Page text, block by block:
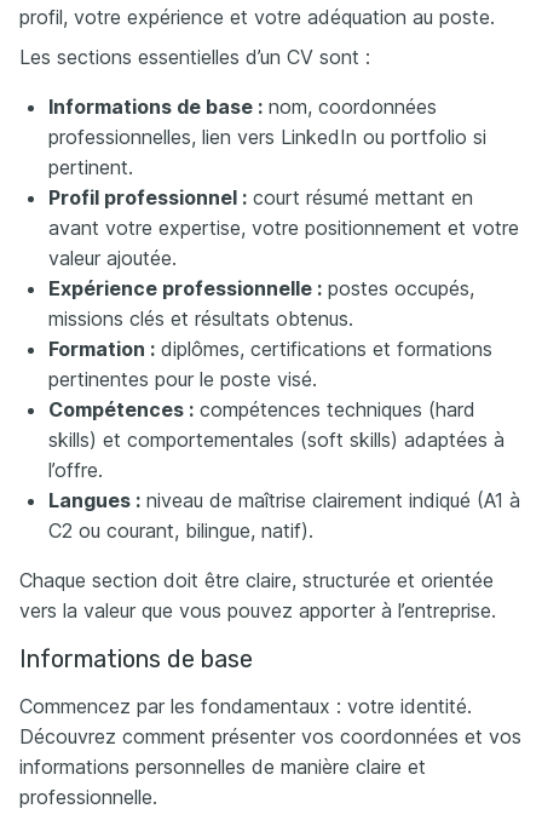
profil, votre expérience et votre adéquation au poste.
Les sections essentielles d’un CV sont :
Informations de base : nom, coordonnées
professionnelles, lien vers LinkedIn ou portfolio si
pertinent.
Profil professionnel : court résumé mettant en
avant votre expertise, votre positionnement et votre
valeur ajoutée.
Expérience professionnelle : postes occupés,
missions clés et résultats obtenus.
Formation : diplômes, certifications et formations
pertinentes pour le poste visé.
Compétences : compétences techniques (hard
skills) et comportementales (soft skills) adaptées à
l’offre.
Langues : niveau de maîtrise clairement indiqué (A1 à
C2 ou courant, bilingue, natif).
Chaque section doit être claire, structurée et orientée
vers la valeur que vous pouvez apporter à l’entreprise.
Informations de base
Commencez par les fondamentaux : votre identité.
Découvrez comment présenter vos coordonnées et vos
informations personnelles de manière claire et
professionnelle.